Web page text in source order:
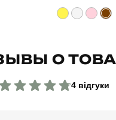
О
4 відгуки